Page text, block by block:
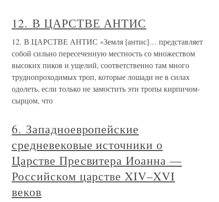
12. В ЦАРСТВЕ АНТИС
12. В ЦАРСТВЕ АНТИС «Земля [антис]… представляет
собой сильно пересеченную местность со множеством
высоких пиков и ущелий, соответственно там много
труднопроходимых троп, которые лошади не в силах
одолеть, если только не замостить эти тропы кирпичом-
сырцом, что
6. Западноевропейские
средневековые источники о
Царстве Пресвитера Иоанна —
Российском царстве XIV–XVI
веков